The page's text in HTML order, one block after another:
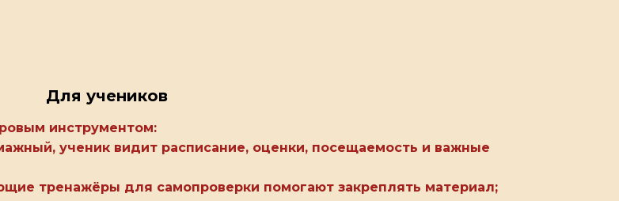
Для учеников
инструментом:
ученик видит расписание, оценки, посещаемость и важные
тренажёры для самопроверки помогают закреплять материал;